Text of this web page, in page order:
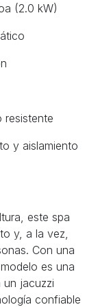
(2.0 kW)
resistente
y aislamiento
este spa
y, a la vez,
Con una
es una
un jacuzzi
confiable